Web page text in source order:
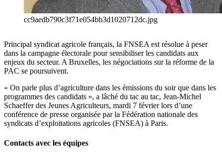
cc9aedb790c3f71e054bb3d1020712dc.jpg
Principal syndicat agricole français, la FNSEA est résolue à peser
dans la campagne électorale pour sensibiliser les candidats aux
enjeux du secteur. A Bruxelles, les négociations sur la réforme de la
PAC se poursuivent.
« On parle plus d’agriculture dans les émissions du soir que dans les
programmes des candidats », a lâché du tac au tac, Jean-Michel
Schaeffer des Jeunes Agriculteurs, mardi 7 février lors d’une
conférence de presse organisée par la Fédération nationale des
syndicats d’exploitations agricoles (FNSEA) à Paris.
Contacts avec les équipes